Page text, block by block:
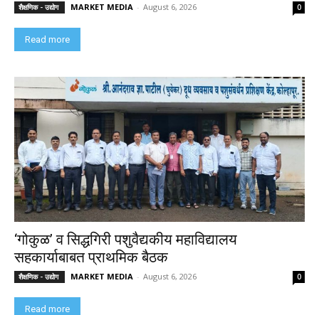
शैक्षणिक - उद्योग MARKET MEDIA - August 6, 2026 0
Read more
‘गोकुळ’ व सिद्धगिरी पशुवैद्यकीय महाविद्यालय
सहकार्याबाबत प्राथमिक बैठक
शैक्षणिक - उद्योग MARKET MEDIA - August 6, 2026 0
Read more